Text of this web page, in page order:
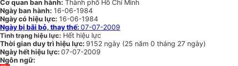
Cơ quan ban hành: Thành phố Hồ Chí Minh
Ngày ban hành: 16-06-1984
Ngày có hiệu lực: 16-06-1984
Ngày bị bãi bỏ, thay thế:07-07-2009
Tình trạng hiệu lực: Hết hiệu lực
Thời gian duy trì hiệu lực: 9152 ngày (25 năm 0 tháng 27 ngày)
Ngày hết hiệu lực:07-07-2009
Ngôn ngữ: